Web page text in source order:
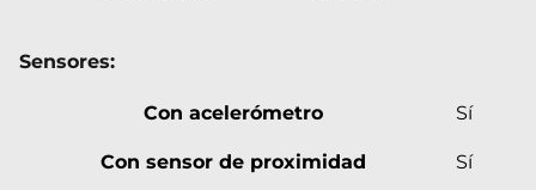
Sensores:
Con acelerómetro Sí
Con sensor de proximidad Sí